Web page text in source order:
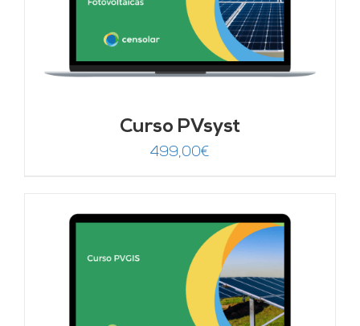
Curso PVsyst
499,00€